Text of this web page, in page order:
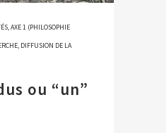
,AXE 1 (PHILOSOPHIE
, DIFFUSION DE LA
ou “un”